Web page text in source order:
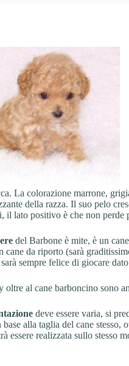
La colorazione marrone,
della razza. Il suo pelo
il lato positivo è che non
del Barbone è mite, è un
cane da riporto (sarà
sempre felice di giocare
oltre al cane barboncino sono
deve essere varia, si
base alla taglia del cane
essere realizzata sullo stesso